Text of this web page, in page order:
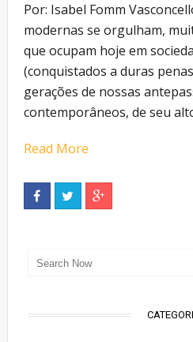
Por: Isabel Fomm
modernas se orgulham,
que ocupam hoje em
(conquistados a duras
gerações de nossas
contemporâneos, de seu
Read More